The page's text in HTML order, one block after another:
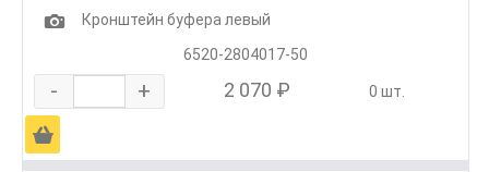
1
Кронштейн буфера левый
6520-2804017-50
- + 2 070 ₽ 0 шт.
Ä